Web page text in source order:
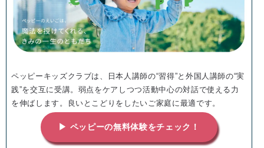
ペッピーキッズクラブは、日本人講師の“習得”と外国人講師の“実
践”を交互に受講。弱点をケアしつつ活動中心の対話で使える力
を伸ばします。良いとこどりをしたいご家庭に最適です。
▶ ペッピーの無料体験をチェック！